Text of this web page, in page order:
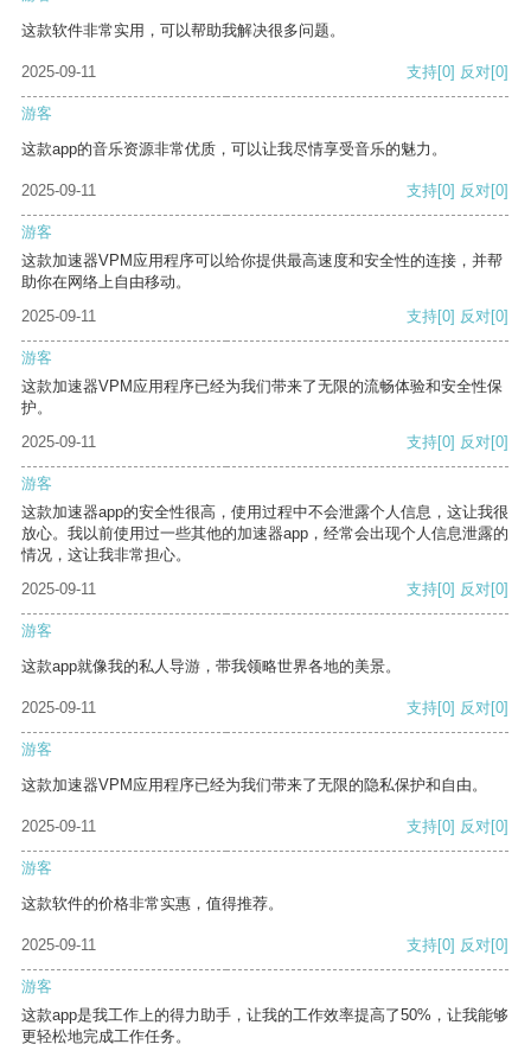
这款软件非常实用，可以帮助我解决很多问题。
2025-09-11 支持[0] 反对[0]
游客
这款app的音乐资源非常优质，可以让我尽情享受音乐的魅力。
2025-09-11 支持[0] 反对[0]
游客
这款加速器VPM应用程序可以给你提供最高速度和安全性的连接，并帮
助你在网络上自由移动。
2025-09-11
支持[0] 反对[0]
游客
这款加速器VPM应用程序已经为我们带来了无限的流畅体验和安全性保
护。
2025-09-11
支持[0] 反对[0]
游客
这款加速器app的安全性很高，使用过程中不会泄露个人信息，这让我很
放心。我以前使用过一些其他的加速器app，经常会出现个人信息泄露的
情况，这让我非常担心。
2025-09-11
支持[0] 反对[0]
游客
这款app就像我的私人导游，带我领略世界各地的美景。
2025-09-11 支持[0] 反对[0]
游客
这款加速器VPM应用程序已经为我们带来了无限的隐私保护和自由。
2025-09-11 支持[0] 反对[0]
游客
这款软件的价格非常实惠，值得推荐。
2025-09-11 支持[0] 反对[0]
游客
这款app是我工作上的得力助手，让我的工作效率提高了50%，让我能够
更轻松地完成工作任务。